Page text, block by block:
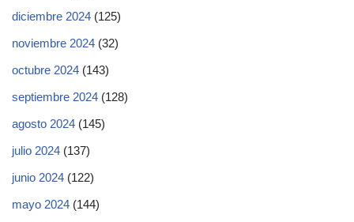
diciembre 2024 (125)
noviembre 2024 (32)
octubre 2024 (143)
septiembre 2024 (128)
agosto 2024 (145)
julio 2024 (137)
junio 2024 (122)
mayo 2024 (144)